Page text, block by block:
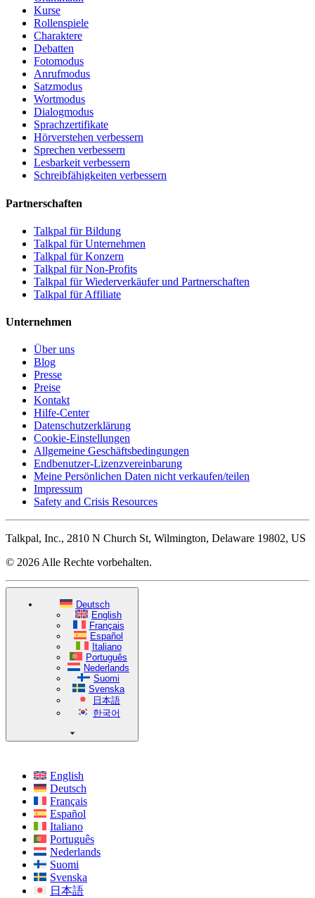
Kurse
Rollenspiele
Charaktere
Debatten
Fotomodus
Anrufmodus
Satzmodus
Wortmodus
Dialogmodus
Sprachzertifikate
Hörverstehen verbessern
Sprechen verbessern
Lesbarkeit verbessern
Schreibfähigkeiten verbessern
Partnerschaften
Talkpal für Bildung
Talkpal für Unternehmen
Talkpal für Konzern
Talkpal für Non-Profits
Talkpal für Wiederverkäufer und Partnerschaften
Talkpal für Affiliate
Unternehmen
Über uns
Blog
Presse
Preise
Kontakt
Hilfe-Center
Datenschutzerklärung
Cookie-Einstellungen
Allgemeine Geschäftsbedingungen
Endbenutzer-Lizenzvereinbarung
Meine Persönlichen Daten nicht verkaufen/teilen
Impressum
Safety and Crisis Resources
Talkpal, Inc., 2810 N Church St, Wilmington, Delaware 19802, US
© 2026 Alle Rechte vorbehalten.
Deutsch
English
Français
Español
Italiano
Português
Nederlands
Suomi
Svenska
日本語
한국어
English
Deutsch
Français
Español
Italiano
Português
Nederlands
Suomi
Svenska
日本語